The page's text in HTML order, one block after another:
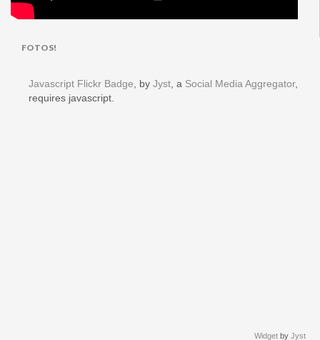
FOTOS!
Javascript Flickr Badge, by Jyst, a Social Media Aggregator,
requires javascript.
Widget by Jyst